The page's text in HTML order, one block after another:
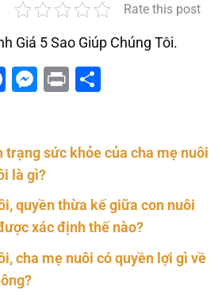
Rate this post
Giá 5 Sao Giúp Chúng Tôi.
Facebook
Messenger
Print
sức khỏe của cha mẹ nuôi
là gì?
quyền thừa kế giữa con nuôi
xác định thế nào?
cha mẹ nuôi có quyền lợi gì về